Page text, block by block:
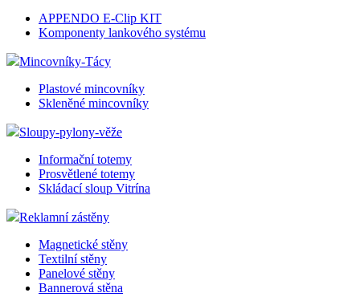
APPENDO E-Clip KIT
Komponenty lankového systému
Mincovníky-Tácy
Plastové mincovníky
Skleněné mincovníky
Sloupy-pylony-věže
Informační totemy
Prosvětlené totemy
Skládací sloup Vitrína
Reklamní zástěny
Magnetické stěny
Textilní stěny
Panelové stěny
Bannerová stěna